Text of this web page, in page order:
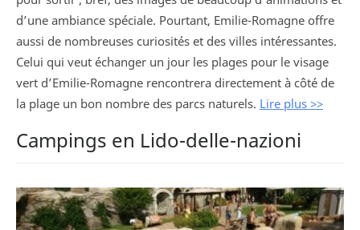
d’une ambiance spéciale. Pourtant, Emilie-Romagne offre
aussi de nombreuses curiosités et des villes intéressantes.
Celui qui veut échanger un jour les plages pour le visage
vert d’Emilie-Romagne rencontrera directement à côté de
la plage un bon nombre des parcs naturels. Lire plus >>
Campings en Lido-delle-nazioni